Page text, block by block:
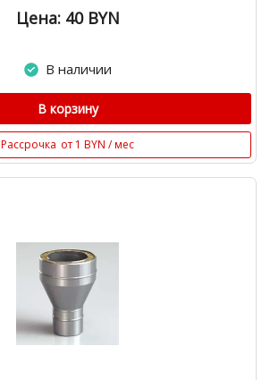
Цена: 40 BYN
В наличии
В корзину
Рассрочка от 1 BYN / мес